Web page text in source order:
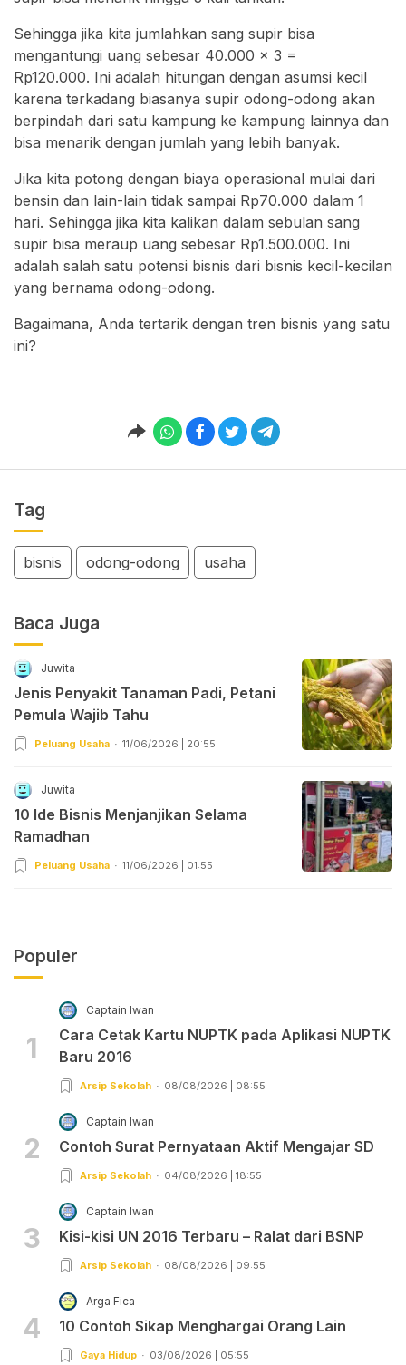
Sehingga jika kita jumlahkan sang supir bisa
mengantungi uang sebesar 40.000 x 3 =
Rp120.000. Ini adalah hitungan dengan asumsi kecil
karena terkadang biasanya supir odong-odong akan
berpindah dari satu kampung ke kampung lainnya dan
bisa menarik dengan jumlah yang lebih banyak.
Jika kita potong dengan biaya operasional mulai dari
bensin dan lain-lain tidak sampai Rp70.000 dalam 1
hari. Sehingga jika kita kalikan dalam sebulan sang
supir bisa meraup uang sebesar Rp1.500.000. Ini
adalah salah satu potensi bisnis dari bisnis kecil-kecilan
yang bernama odong-odong.
Bagaimana, Anda tertarik dengan tren bisnis yang satu
ini?
Tag
bisnis odong-odong usaha
Baca Juga
Juwita
Jenis Penyakit Tanaman Padi, Petani
Pemula Wajib Tahu
Peluang Usaha 11/06/2026 | 20:55
Juwita
10 Ide Bisnis Menjanjikan Selama
Ramadhan
Peluang Usaha 11/06/2026 | 01:55
Populer
1
Captain Iwan
Cara Cetak Kartu NUPTK pada Aplikasi NUPTK
Baru 2016
Arsip Sekolah 08/08/2026 | 08:55
2
Captain Iwan
Contoh Surat Pernyataan Aktif Mengajar SD
Arsip Sekolah 04/08/2026 | 18:55
3
Captain Iwan
Kisi-kisi UN 2016 Terbaru – Ralat dari BSNP
Arsip Sekolah 08/08/2026 | 09:55
4
Arga Fica
10 Contoh Sikap Menghargai Orang Lain
Gaya Hidup 03/08/2026 | 05:55